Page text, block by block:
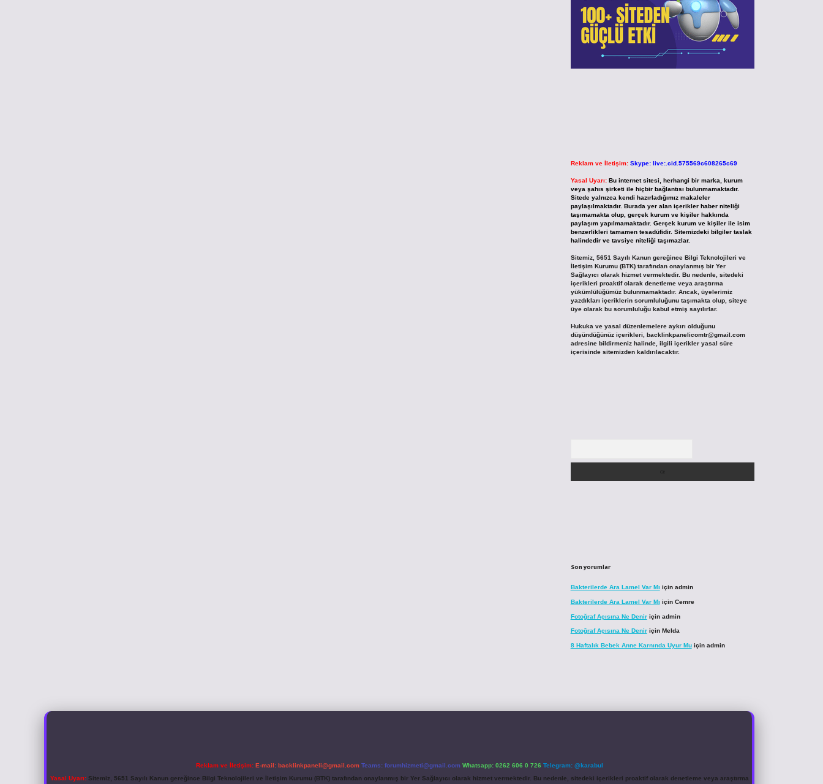
Reklam ve İletişim: Skype: live:.cid.575569c608265c69
Yasal Uyarı: Bu internet sitesi, herhangi bir marka, kurum
veya şahıs şirketi ile hiçbir bağlantısı bulunmamaktadır.
Sitede yalnızca kendi hazırladığımız makaleler
paylaşılmaktadır. Burada yer alan içerikler haber niteliği
taşımamakta olup, gerçek kurum ve kişiler hakkında
paylaşım yapılmamaktadır. Gerçek kurum ve kişiler ile isim
benzerlikleri tamamen tesadüfidir. Sitemizdeki bilgiler taslak
halindedir ve tavsiye niteliği taşımazlar.
Sitemiz, 5651 Sayılı Kanun gereğince Bilgi Teknolojileri ve
İletişim Kurumu (BTK) tarafından onaylanmış bir Yer
Sağlayıcı olarak hizmet vermektedir. Bu nedenle, sitedeki
içerikleri proaktif olarak denetleme veya araştırma
yükümlülüğümüz bulunmamaktadır. Ancak, üyelerimiz
yazdıkları içeriklerin sorumluluğunu taşımakta olup, siteye
üye olarak bu sorumluluğu kabul etmiş sayılırlar.
Hukuka ve yasal düzenlemelere aykırı olduğunu
düşündüğünüz içerikleri, backlinkpanelicomtr@gmail.com
adresine bildirmeniz halinde, ilgili içerikler yasal süre
içerisinde sitemizden kaldırılacaktır.
Son yorumlar
Bakterilerde Ara Lamel Var Mı için admin
Bakterilerde Ara Lamel Var Mı için Cemre
Fotoğraf Açısına Ne Deniriçin admin
Fotoğraf Açısına Ne Deniriçin Melda
8 Haftalık Bebek Anne Karnında Uyur Muiçin admin
Reklam ve İletişim: E-mail: backlinkpaneli@gmail.com Teams: forumhizmeti@gmail.com Whatsapp: 0262 606 0 726 Telegram: @karabul
Yasal Uyarı:Sitemiz, 5651 Sayılı Kanun gereğince Bilgi Teknolojileri ve İletişim Kurumu (BTK) tarafından onaylanmış bir Yer Sağlayıcı olarak hizmet vermektedir. Bu nedenle, sitedeki içerikleri proaktif olarak denetleme veya araştırma